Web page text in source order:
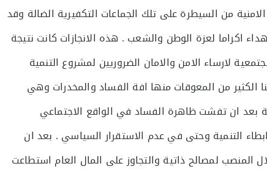
من السيطرة على تلك الجماعات التكفيرية الضالة وقد
اكراما لعزة الوطن والشعب . هذه الانجازات كانت نتيجة
لارساء الامن والامان الضروريين لمشروع التنمية
الكثير من المعوقات منها افة الفساد والمخدرات وهي
بعد ان تفشت ظاهرة الفساد في الواقع الاجتماعي
التنمية وحتى في عدم الاستقرار السياسي . بعد ان
لمصالح ذاتية والتجاوز على المال العام استطاعت